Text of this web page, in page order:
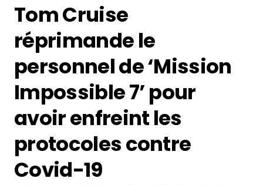
Tom Cruise
réprimande le
personnel de ‘Mission
Impossible 7’ pour
avoir enfreint les
protocoles contre
Covid-19